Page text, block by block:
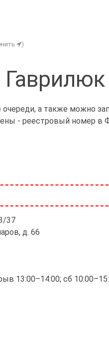
)
а также можно
- реестровый номер в
37
д. 66
13:00–14:00; сб